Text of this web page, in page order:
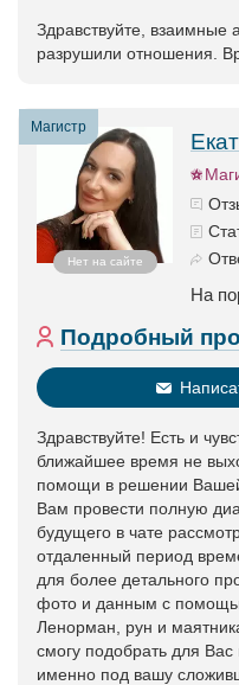
Здравствуйте,
разрушили отношения.
Магистр
Нет на сайте
На
Подробный
Здравствуйте! Есть и
ближайшее время не
помощи в решении
Вам провести полную
будущего в чате
отдаленный период
для более детального
фото и данным с
Ленорман, рун и
смогу подобрать для Вас
именно под вашу